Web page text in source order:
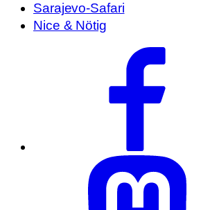
Sarajevo-Safari
Nice & Nötig